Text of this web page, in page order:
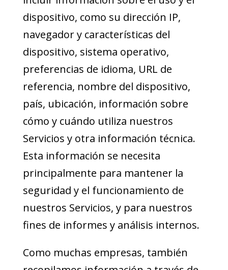
dispositivo, como su dirección IP,
navegador y características del
dispositivo, sistema operativo,
preferencias de idioma, URL de
referencia, nombre del dispositivo,
país, ubicación, información sobre
cómo y cuándo utiliza nuestros
Servicios y otra información técnica.
Esta información se necesita
principalmente para mantener la
seguridad y el funcionamiento de
nuestros Servicios, y para nuestros
fines de informes y análisis internos.
Como muchas empresas, también